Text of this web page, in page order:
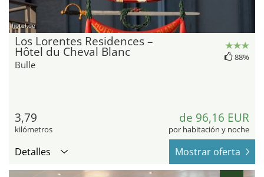
hotel.de
Los Lorentes Residences –
Hôtel du Cheval Blanc
Bulle
88%
3,79
kilómetros
de 96,16 EUR
por habitación y noche
Detalles Mostrar oferta